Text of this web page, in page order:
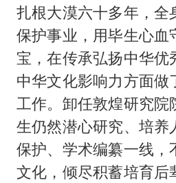
扎根大漠六十多年，全
保护事业，用毕生心血
宝，在传承弘扬中华优
中华文化影响力方面做
工作。卸任敦煌研究院
生仍然潜心研究、培养
保护、学术编纂一线，
文化，倾尽积蓄培育后